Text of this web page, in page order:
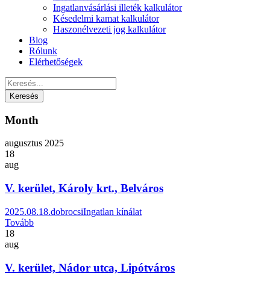
Ingatlanvásárlási illeték kalkulátor
Késedelmi kamat kalkulátor
Haszonélvezeti jog kalkulátor
Blog
Rólunk
Elérhetőségek
Month
augusztus 2025
18
aug
V. kerület, Károly krt., Belváros
2025.08.18.dobrocsiIngatlan kínálat
Tovább
18
aug
V. kerület, Nádor utca, Lipótváros